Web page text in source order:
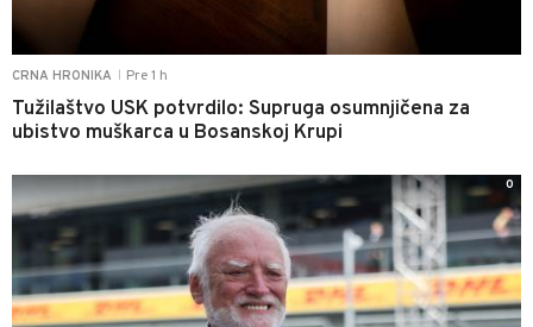
CRNA HRONIKA Pre 1 h
Tužilaštvo USK potvrdilo: Supruga osumnjičena za
ubistvo muškarca u Bosanskoj Krupi
0